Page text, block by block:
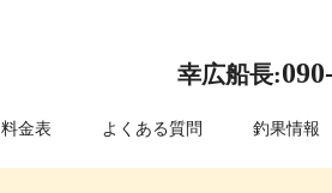
料金表 よくある質問 釣果情報
幸広船長: